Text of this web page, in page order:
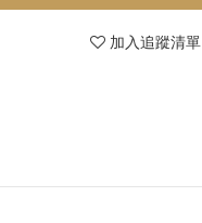
加入追蹤清單